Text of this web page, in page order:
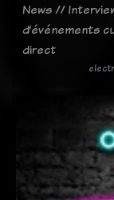
News //
d’événements
direct